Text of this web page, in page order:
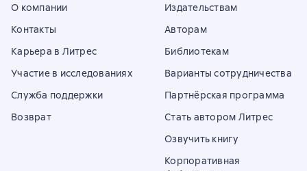
О компании
Контакты
Карьера в Литрес
Участие в исследованиях
Служба поддержки
Возврат
Издательствам
Авторам
Библиотекам
Варианты сотрудничества
Партнёрская программа
Стать автором Литрес
Озвучить книгу
Корпоративная